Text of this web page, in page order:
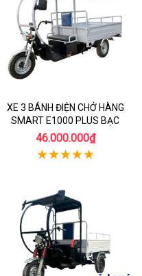
XE 3 BÁNH ĐIỆN CHỞ HÀNG
SMART E1000 PLUS BẠC
46.000.000₫